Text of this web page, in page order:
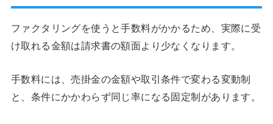
ファクタリングを使うと手数料がかかるため、実際に受
け取れる金額は請求書の額面より少なくなります。
手数料には、売掛金の金額や取引条件で変わる変動制
と、条件にかかわらず同じ率になる固定制があります。